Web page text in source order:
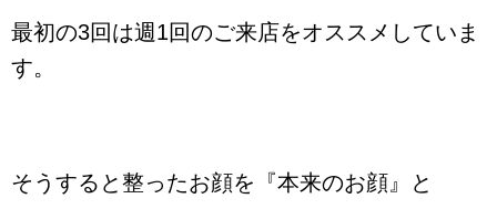
最初の3回は週1回のご来店をオススメしていま
す。
そうすると整ったお顔を『本来のお顔』と